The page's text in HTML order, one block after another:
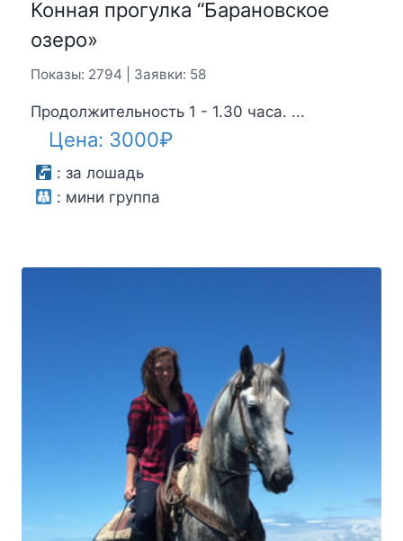
Конная прогулка “Барановское
озеро»
Показы: 2794 | Заявки: 58
Продолжительность 1 - 1.30 часа. ...
Цена: 3000₽
: за лошадь
: мини группа